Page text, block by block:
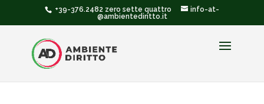
+39-376.2482 zero sette quattro
info-at-
@ambientediritto.it